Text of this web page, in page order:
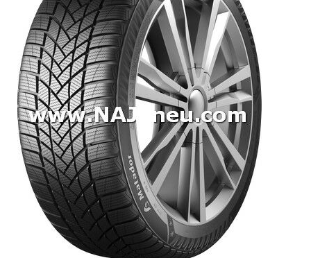
Dodávkové + malé úžitkové
Celoročné pneumatiky
Osobné/crossover + malé úžitkové
SUV/crossover + OFFRoad-ové
Dodávkové + malé úžitkové
Disky
Hliníkové / ALU disky / Elektróny